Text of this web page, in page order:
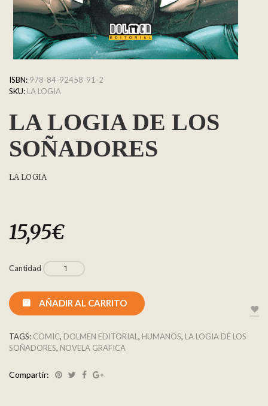
ISBN: 978-84-92458-91-2
SKU: LA LOGIA
LA LOGIA DE LOS
SOÑADORES
LA LOGIA
15,95€
Cantidad
AÑADIR AL CARRITO
TAGS: COMIC, DOLMEN EDITORIAL , HUMANOS, LA LOGIA DE LOS
SOÑADORES, NOVELA GRAFICA
Compartir: